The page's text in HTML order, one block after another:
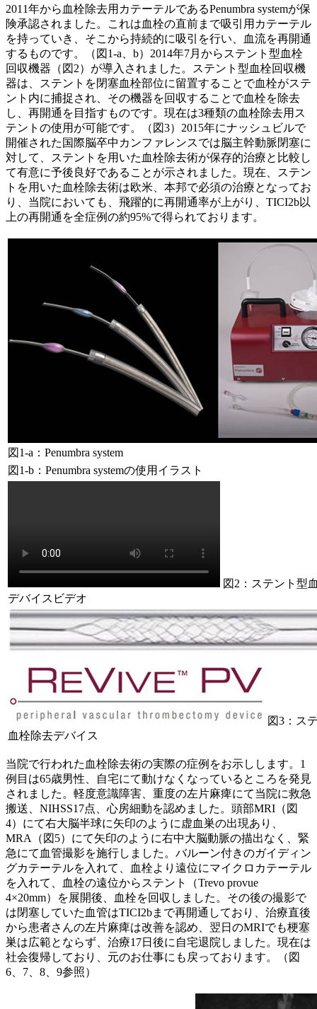
2011年から血栓除去用カテーテルであるPenumbra systemが保
険承認されました。これは血栓の直前まで吸引用カテーテル
を持っていき、そこから持続的に吸引を行い、血流を再開通
するものです。（図1-a、b）2014年7月からステント型血栓
回収機器（図2）が導入されました。ステント型血栓回収機
器は、ステントを閉塞血栓部位に留置することで血栓がステ
ント内に捕捉され、その機器を回収することで血栓を除去
し、再開通を目指すものです。現在は3種類の血栓除去用ス
テントの使用が可能です。（図3）2015年にナッシュビルで
開催された国際脳卒中カンファレンスでは脳主幹動脈閉塞に
対して、ステントを用いた血栓除去術が保存的治療と比較し
て有意に予後良好であることが示されました。現在、ステン
トを用いた血栓除去術は欧米、本邦で必須の治療となってお
り、当院においても、飛躍的に再開通率が上がり、TICI2b以
上の再開通を全症例の約95%で得られております。
図1-a：Penumbra system
図1-b：Penumbra systemの使用イラスト
図2：ステント型
デバイスビデオ
図3：ス
血栓除去デバイス
当院で行われた血栓除去術の実際の症例をお示しします。1
例目は65歳男性、自宅にて動けなくなっているところを発見
されました。軽度意識障害、重度の左片麻痺にて当院に救急
搬送、NIHSS17点、心房細動を認めました。頭部MRI（図
4）にて右大脳半球に矢印のように虚血巣の出現あり、
MRA（図5）にて矢印のように右中大脳動脈の描出なく、緊
急にて血管撮影を施行しました。バルーン付きのガイディン
グカテーテルを入れて、血栓より遠位にマイクロカテーテル
を入れて、血栓の遠位からステント（Trevo provue
4×20mm）を展開後、血栓を回収しました。その後の撮影で
は閉塞していた血管はTICI2bまで再開通しており、治療直後
から患者さんの左片麻痺は改善を認め、翌日のMRIでも梗塞
巣は広範とならず、治療17日後に自宅退院しました。現在は
社会復帰しており、元のお仕事にも戻っております。（図
6、7、8、9参照）